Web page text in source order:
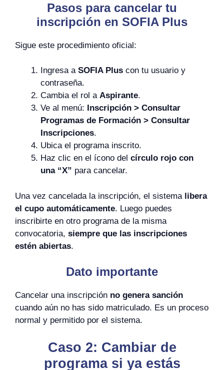
Pasos para cancelar tu
inscripción en SOFIA Plus
Sigue este procedimiento oficial:
Ingresa a SOFIA Plus con tu usuario y
contraseña.
Cambia el rol a Aspirante.
Ve al menú: Inscripción > Consultar
Programas de Formación > Consultar
Inscripciones.
Ubica el programa inscrito.
Haz clic en el ícono del círculo rojo con
una “X” para cancelar.
Una vez cancelada la inscripción, el sistema libera
el cupo automáticamente. Luego puedes
inscribirte en otro programa de la misma
convocatoria, siempre que las inscripciones
estén abiertas.
Dato importante
Cancelar una inscripción no genera sanción
cuando aún no has sido matriculado. Es un proceso
normal y permitido por el sistema.
Caso 2: Cambiar de
programa si ya estás